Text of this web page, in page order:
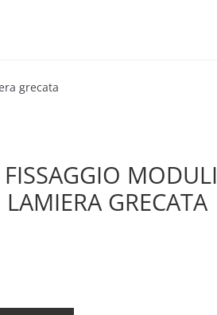
grecata
MODULI
GRECATA